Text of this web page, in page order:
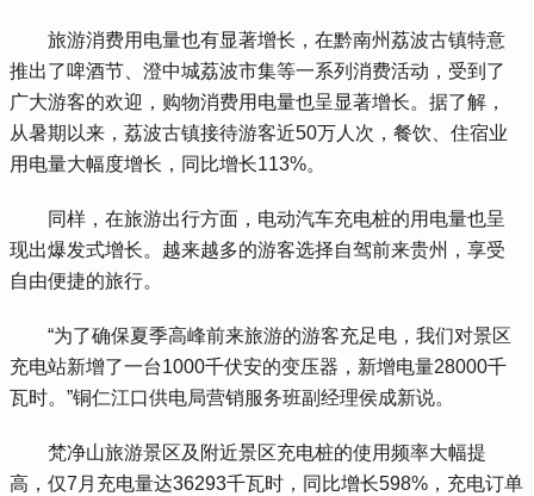
旅游消费用电量也有显著增长，在黔南州荔波古镇特意
推出了啤酒节、澄中城荔波市集等一系列消费活动，受到了
广大游客的欢迎，购物消费用电量也呈显著增长。据了解，
从暑期以来，荔波古镇接待游客近50万人次，餐饮、住宿业
用电量大幅度增长，同比增长113%。
同样，在旅游出行方面，电动汽车充电桩的用电量也呈
现出爆发式增长。越来越多的游客选择自驾前来贵州，享受
自由便捷的旅行。
“为了确保夏季高峰前来旅游的游客充足电，我们对景区
充电站新增了一台1000千伏安的变压器，新增电量28000千
瓦时。”铜仁江口供电局营销服务班副经理侯成新说。
梵净山旅游景区及附近景区充电桩的使用频率大幅提
高，仅7月充电量达36293千瓦时，同比增长598%，充电订单